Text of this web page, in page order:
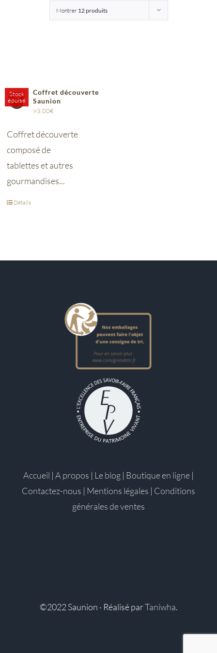
Montrer 12 produits
Stock
épuisé
Coffret découverte
Saunion
93,00€
Coffret découverte
composé de
tablettes et autres
gourmandises...
Détails
Accueil | A propos | Le blog | Boutique en ligne |
Contactez-nous | Mentions légales | Conditions
générales de ventes
©2022 Saunion · Réalisé parTaniwha.